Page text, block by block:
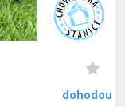
dohodou